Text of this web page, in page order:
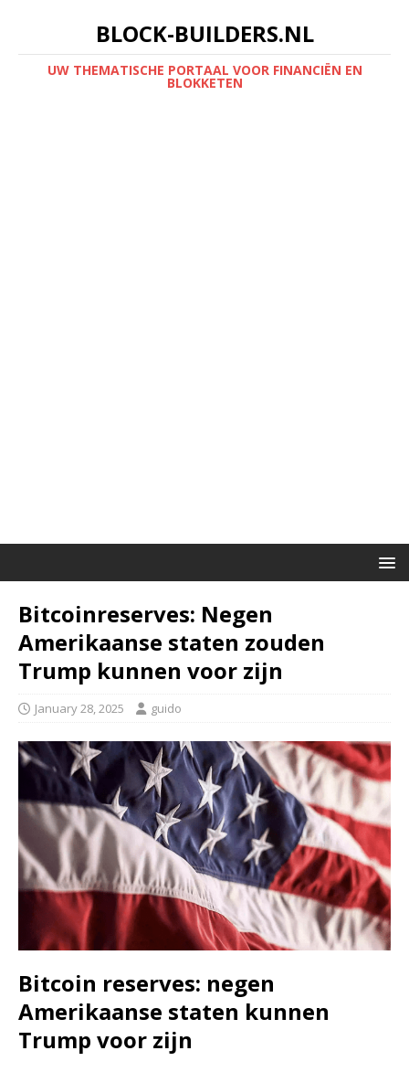
BLOCK-BUILDERS.NL
UW THEMATISCHE PORTAAL VOOR FINANCIËN EN
BLOKKETEN
Bitcoinreserves: Negen
Amerikaanse staten zouden
Trump kunnen voor zijn
January 28, 2025 guido
Bitcoin reserves: negen
Amerikaanse staten kunnen
Trump voor zijn